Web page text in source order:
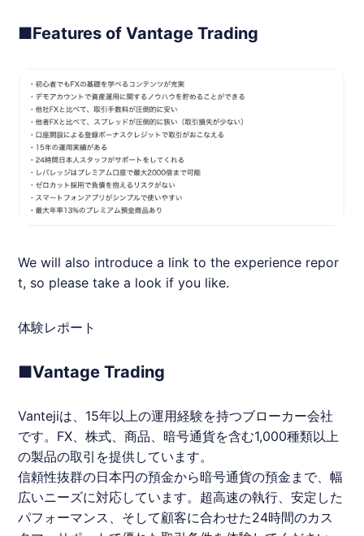
■Features of Vantage Trading
We will also introduce a link to the experience repor
t, so please take a look if you like.
体験レポート
■Vantage Trading
Vantejiは、15年以上の運用経験を持つブローカー会社
です。FX、株式、商品、暗号通貨を含む1,000種類以上
の製品の取引を提供しています。
信頼性抜群の日本円の預金から暗号通貨の預金まで、幅
広いニーズに対応しています。超高速の執行、安定した
パフォーマンス、そして顧客に合わせた24時間のカス